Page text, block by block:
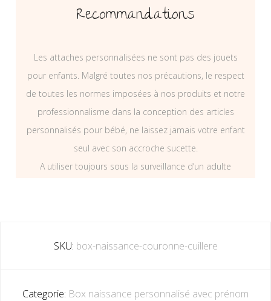
Recommandations
Les attaches personnalisées ne sont pas des jouets
pour enfants. Malgré toutes nos précautions, le respect
de toutes les normes imposées à nos produits et notre
professionnalisme dans la conception des articles
personnalisés pour bébé, ne laissez jamais votre enfant
seul avec son accroche sucette.
A utiliser toujours sous la surveillance d’un adulte
SKU: box-naissance-couronne-cuillere
Categorie: Box naissance personnalisé avec prénom